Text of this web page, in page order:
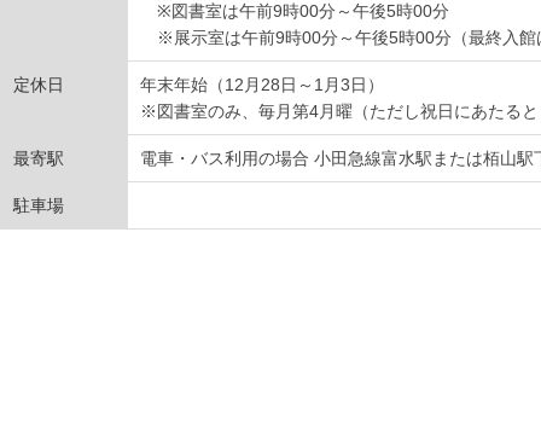
※図書室は午前9時00分～午後5時00分
※展示室は午前9時00分～午後5時00分（最終入館
定休日
年末年始（12月28日～1月3日）
※図書室のみ、毎月第4月曜（ただし祝日にあたる
最寄駅 電車・バス利用の場合 小田急線富水駅または栢山
駐車場